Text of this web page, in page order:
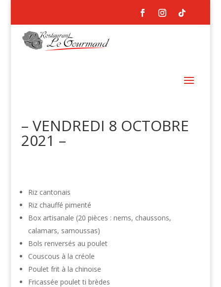
– VENDREDI 8 OCTOBRE
2021 –
Riz cantonais
Riz chauffé pimenté
Box artisanale (20 pièces : nems, chaussons,
calamars, samoussas)
Bols renversés au poulet
Couscous à la créole
Poulet frit à la chinoise
Fricassée poulet ti brèdes